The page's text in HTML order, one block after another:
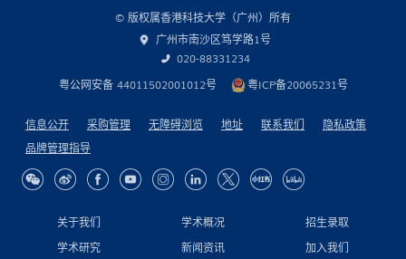
关于我们 学术概况
招生录取
学术研究
新闻资讯 加入我们
© 版权属香港科技大学（广州）所有
广州市南沙区笃学路1号
020-88331234
粤公网安备 44011502001012号
粤ICP备20065231号
信息公开 采购管理 无障碍浏览 地址 联系我们
隐私政策
品牌管理指导